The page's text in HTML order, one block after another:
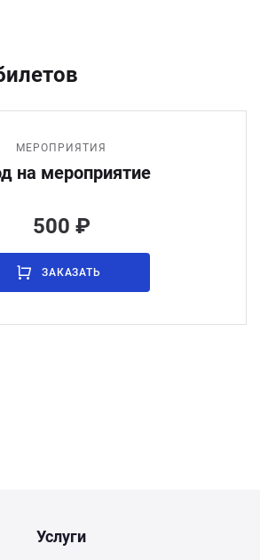
МЕРОПРИЯТИЯ
на мероприятие
500 ₽
ЗАКАЗАТЬ
Услуги